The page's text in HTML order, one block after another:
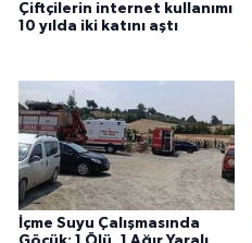
Çiftçilerin internet kullanımı
10 yılda iki katını aştı
İçme Suyu Çalışmasında